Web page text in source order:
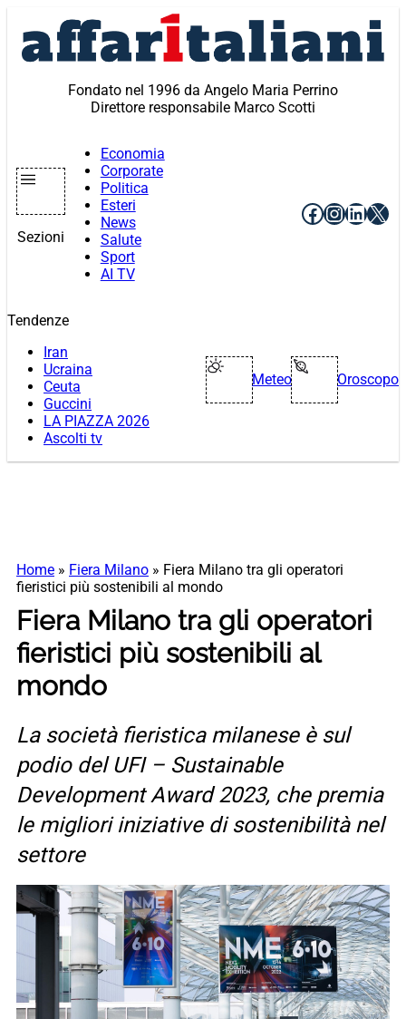
contenuto
Fondato nel 1996 da Angelo Maria Perrino
Direttore responsabile Marco Scotti
Sezioni
Economia
Corporate
Politica
Esteri
News
Salute
Sport
AI TV
Facebook
X
Tendenze
Iran
Ucraina
Ceuta
Guccini
LA PIAZZA 2026
Ascolti tv
Meteo Oroscopo
Home » Fiera Milano » Fiera Milano tra gli operatori
fieristici più sostenibili al mondo
Fiera Milano tra gli operatori
fieristici più sostenibili al
mondo
La società fieristica milanese è sul
podio del UFI – Sustainable
Development Award 2023, che premia
le migliori iniziative di sostenibilità nel
settore